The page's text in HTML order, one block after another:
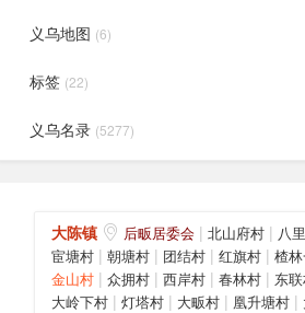
义乌地图 (6)
标签 (22)
义乌名录 (5277)
大陈镇 后畈居委会 | 北山府村 | 八
宦塘村 | 朝塘村 | 团结村 | 红旗村 | 楂
金山村 | 众拥村 | 西岸村 | 春林村 | 东
大岭下村 | 灯塔村 | 大畈村 | 凰升塘村 |